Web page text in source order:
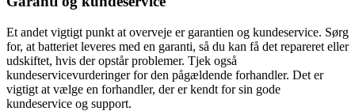
Et andet vigtigt punkt at overveje er garantien og kundeservice. Sørg
for, at batteriet leveres med en garanti, så du kan få det repareret eller
udskiftet, hvis der opstår problemer. Tjek også
kundeservicevurderinger for den pågældende forhandler. Det er
vigtigt at vælge en forhandler, der er kendt for sin gode
kundeservice og support.